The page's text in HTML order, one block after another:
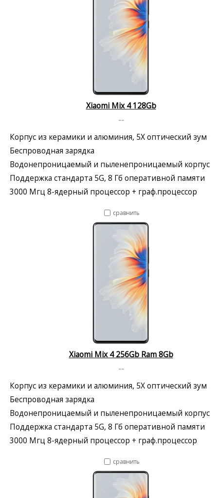
Xiaomi Mix 4 128Gb
--
Корпус из керамики и алюминия, 5X оптический зум
Беспроводная зарядка
Водонепроницаемый и пыленепроницаемый корпус
Поддержка стандарта 5G, 8 Гб оперативной памяти
3000 Мгц 8-ядерный процессор + граф.процессор
сравнить
Xiaomi Mix 4 256Gb Ram 8Gb
--
Корпус из керамики и алюминия, 5X оптический зум
Беспроводная зарядка
Водонепроницаемый и пыленепроницаемый корпус
Поддержка стандарта 5G, 8 Гб оперативной памяти
3000 Мгц 8-ядерный процессор + граф.процессор
сравнить